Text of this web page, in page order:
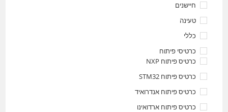
חיישנים
טעינה
כללי
כרטיסי פיתוח
כרטיס פיתוח NXP
כרטיס פיתוח STM32
כרטיס פיתוח אנדרואיד
כרטיס פיתוח ארדואינו